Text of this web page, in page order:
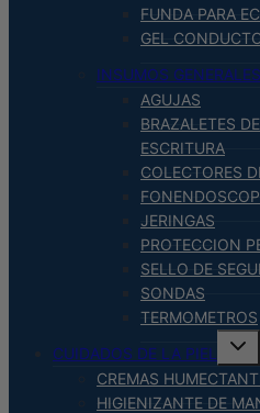
FUNDA PARA
GEL
INSUMOS GENERALES
AGUJAS
BRAZALETES
ESCRITURA
COLECTORES
JERINGAS
PROTECCION
SELLO DE
SONDAS
TERMOMETROS
CUIDADOS DE LA PIEL
menú
hijo
CREMAS
HIGIENIZANTE DE